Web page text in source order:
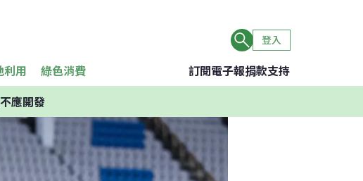
登入
利用 綠色消費 訂閱電子報捐款支持
應開發